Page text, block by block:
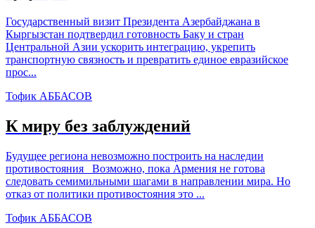
Государственный визит Президента Азербайджана в
Кыргызстан подтвердил готовность Баку и стран
Центральной Азии ускорить интеграцию, укрепить
транспортную связность и превратить единое евразийское
прос...
Тофик АББАСОВ
К миру без заблуждений
Будущее региона невозможно построить на наследии
противостояния Возможно, пока Армения не готова
следовать семимильными шагами в направлении мира. Но
отказ от политики противостояния это ...
Тофик АББАСОВ